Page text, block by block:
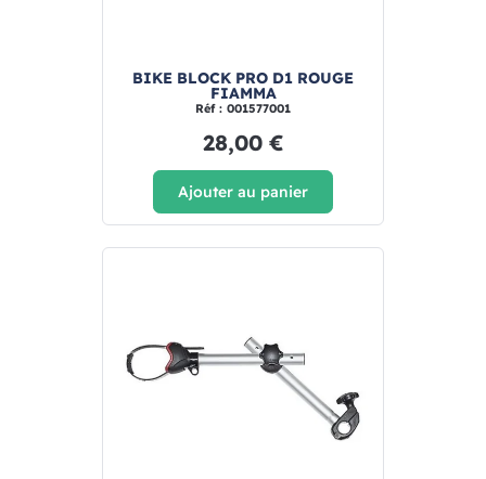
BIKE BLOCK PRO D1 ROUGE
FIAMMA
Réf : 001577001
28,00 €
Ajouter au panier